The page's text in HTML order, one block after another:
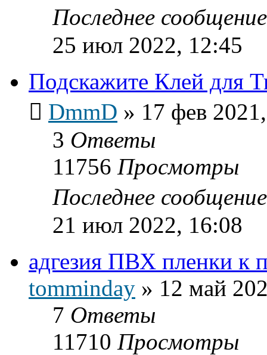
Последнее
25 июл 2022, 12:45
Подскажите Клей для
DmmD » 17 фев
3 Ответы
11756 Просмотры
Последнее
21 июл 2022, 16:08
адгезия ПВХ пленки к
tomminday » 12 май
7 Ответы
11710 Просмотры